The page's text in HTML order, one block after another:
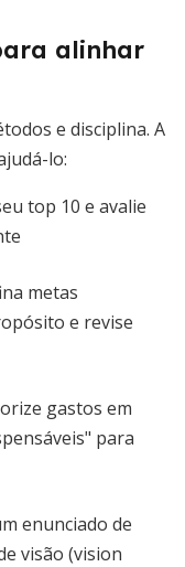
alinhar
e disciplina. A
lo:
top 10 e avalie
metas
e revise
gastos em
para
enunciado de
visão (vision